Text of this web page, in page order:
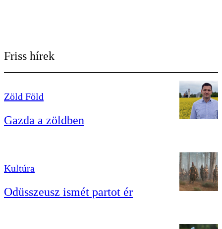
Friss hírek
Zöld Föld
Gazda a zöldben
Kultúra
Odüsszeusz ismét partot ér